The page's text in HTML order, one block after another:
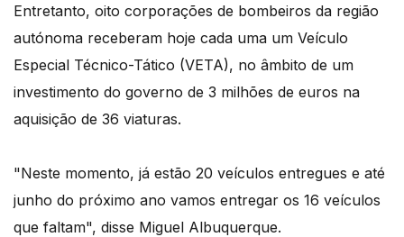
Entretanto, oito corporações de bombeiros da região
autónoma receberam hoje cada uma um Veículo
Especial Técnico-Tático (VETA), no âmbito de um
investimento do governo de 3 milhões de euros na
aquisição de 36 viaturas.
"Neste momento, já estão 20 veículos entregues e até
junho do próximo ano vamos entregar os 16 veículos
que faltam", disse Miguel Albuquerque.